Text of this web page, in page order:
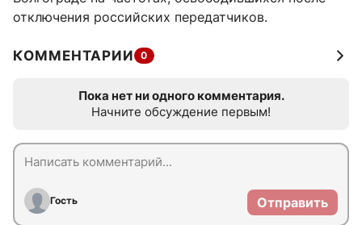
отключения российских передатчиков.
КОММЕНТАРИИ 0
Пока нет ни одного комментария.
Начните обсуждение первым!
Гость Отправить